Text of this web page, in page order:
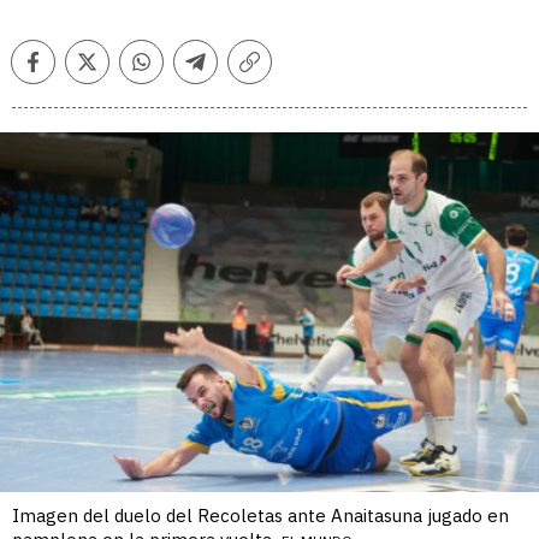
FacebookTwitterWhatsappTelegramCopiar
Imagen del duelo del Recoletas ante Anaitasuna jugado en